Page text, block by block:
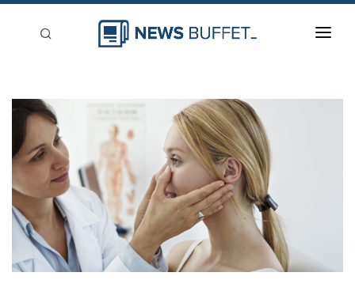
新聞稿分類
登入
刊登